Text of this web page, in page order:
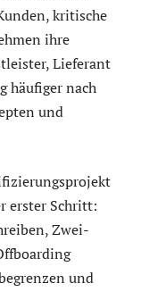
kritische
ihre
Lieferant
häufiger nach
und
erster Schritt:
Zwei-
und